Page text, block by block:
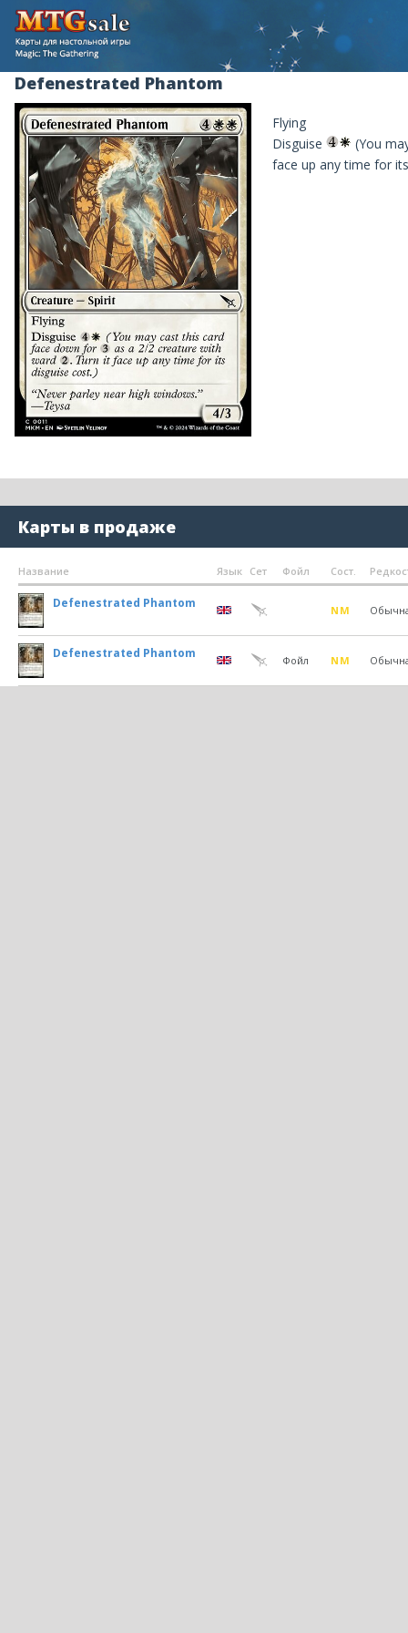
Defenestrated Phantom
Flying
Disguise
(You
face up any time for
Карты в продаже
Название Язык Сет Фойл Сост.
Defenestrated Phantom NM
Defenestrated Phantom Фойл NM